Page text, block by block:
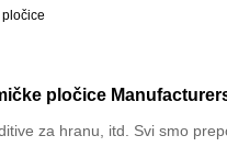
pločice
za hranu, itd. Svi smo